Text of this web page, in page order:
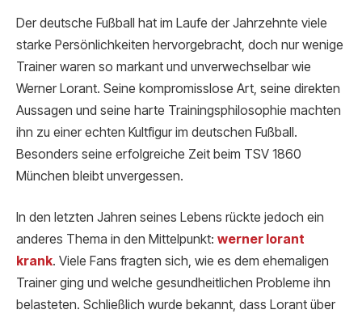
Der deutsche Fußball hat im Laufe der Jahrzehnte viele
starke Persönlichkeiten hervorgebracht, doch nur wenige
Trainer waren so markant und unverwechselbar wie
Werner Lorant. Seine kompromisslose Art, seine direkten
Aussagen und seine harte Trainingsphilosophie machten
ihn zu einer echten Kultfigur im deutschen Fußball.
Besonders seine erfolgreiche Zeit beim TSV 1860
München bleibt unvergessen.
In den letzten Jahren seines Lebens rückte jedoch ein
anderes Thema in den Mittelpunkt: werner lorant
krank. Viele Fans fragten sich, wie es dem ehemaligen
Trainer ging und welche gesundheitlichen Probleme ihn
belasteten. Schließlich wurde bekannt, dass Lorant über